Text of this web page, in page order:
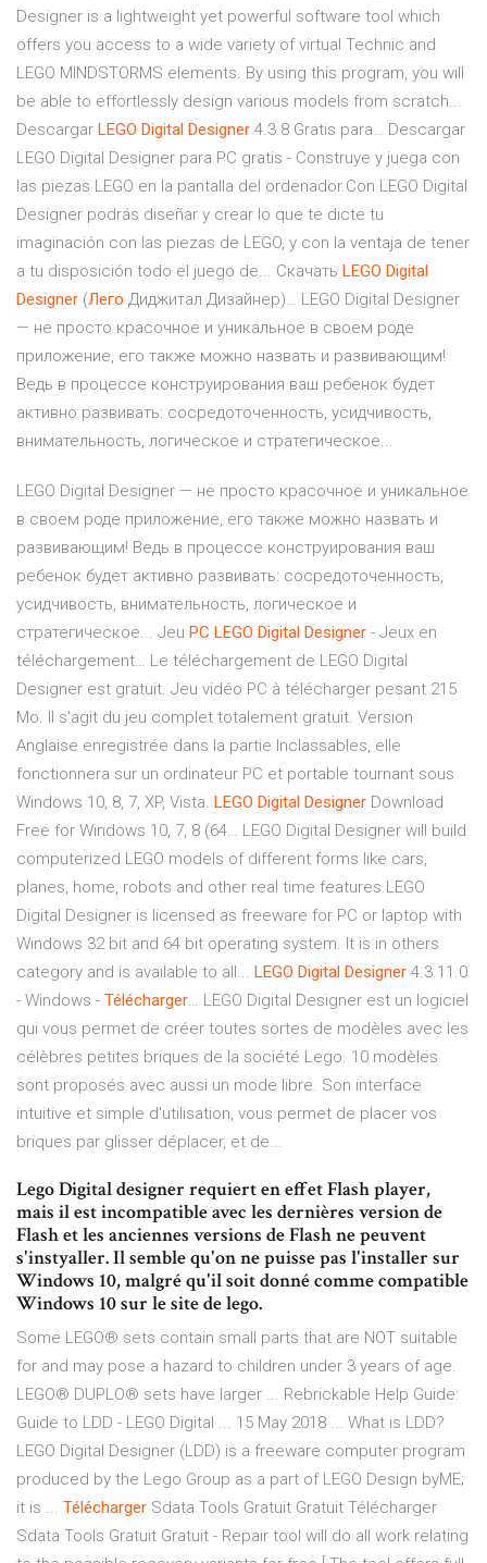
Designer is a lightweight yet powerful software tool which
offers you access to a wide variety of virtual Technic and
LEGO MINDSTORMS elements. By using this program, you will
be able to effortlessly design various models from scratch...
Descargar LEGO Digital Designer 4.3.8 Gratis para… Descargar
LEGO Digital Designer para PC gratis - Construye y juega con
las piezas LEGO en la pantalla del ordenador.Con LEGO Digital
Designer podrás diseñar y crear lo que te dicte tu
imaginación con las piezas de LEGO, y con la ventaja de tener
a tu disposición todo el juego de... Скачать LEGO Digital
Designer (Лего Диджитал Дизайнер)… LEGO Digital Designer
— не просто красочное и уникальное в своем роде
приложение, его также можно назвать и развивающим!
Ведь в процессе конструирования ваш ребенок будет
активно развивать: сосредоточенность, усидчивость,
внимательность, логическое и стратегическое...
LEGO Digital Designer — не просто красочное и уникальное
в своем роде приложение, его также можно назвать и
развивающим! Ведь в процессе конструирования ваш
ребенок будет активно развивать: сосредоточенность,
усидчивость, внимательность, логическое и
стратегическое... Jeu PC LEGO Digital Designer - Jeux en
téléchargement… Le téléchargement de LEGO Digital
Designer est gratuit. Jeu vidéo PC à télécharger pesant 215
Mo. Il s'agit du jeu complet totalement gratuit. Version
Anglaise enregistrée dans la partie Inclassables, elle
fonctionnera sur un ordinateur PC et portable tournant sous
Windows 10, 8, 7, XP, Vista. LEGO Digital Designer Download
Free for Windows 10, 7, 8 (64… LEGO Digital Designer will build
computerized LEGO models of different forms like cars,
planes, home, robots and other real time features.LEGO
Digital Designer is licensed as freeware for PC or laptop with
Windows 32 bit and 64 bit operating system. It is in others
category and is available to all... LEGO Digital Designer 4.3.11.0
- Windows - Télécharger… LEGO Digital Designer est un logiciel
qui vous permet de créer toutes sortes de modèles avec les
célèbres petites briques de la société Lego. 10 modèles
sont proposés avec aussi un mode libre. Son interface
intuitive et simple d'utilisation, vous permet de placer vos
briques par glisser déplacer, et de...
Lego Digital designer requiert en effet Flash player,
mais il est incompatible avec les dernières version de
Flash et les anciennes versions de Flash ne peuvent
s'instyaller. Il semble qu'on ne puisse pas l'installer sur
Windows 10, malgré qu'il soit donné comme compatible
Windows 10 sur le site de lego.
Some LEGO® sets contain small parts that are NOT suitable
for and may pose a hazard to children under 3 years of age.
LEGO® DUPLO® sets have larger ... Rebrickable Help Guide:
Guide to LDD - LEGO Digital ... 15 May 2018 ... What is LDD?
LEGO Digital Designer (LDD) is a freeware computer program
produced by the Lego Group as a part of LEGO Design byME;
it is ... Télécharger Sdata Tools Gratuit Gratuit Télécharger
Sdata Tools Gratuit Gratuit - Repair tool will do all work relating